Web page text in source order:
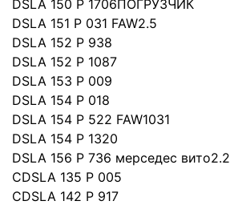
DSLA 150 P 1706ПОГРУЗЧИК
DSLA 151 P 031 FAW2.5
DSLA 152 P 938
DSLA 152 P 1087
DSLA 153 P 009
DSLA 154 P 018
DSLA 154 P 522 FAW1031
DSLA 154 P 1320
DSLA 156 P 736 мерседес вито2.2
CDSLA 135 P 005
CDSLA 142 P 917